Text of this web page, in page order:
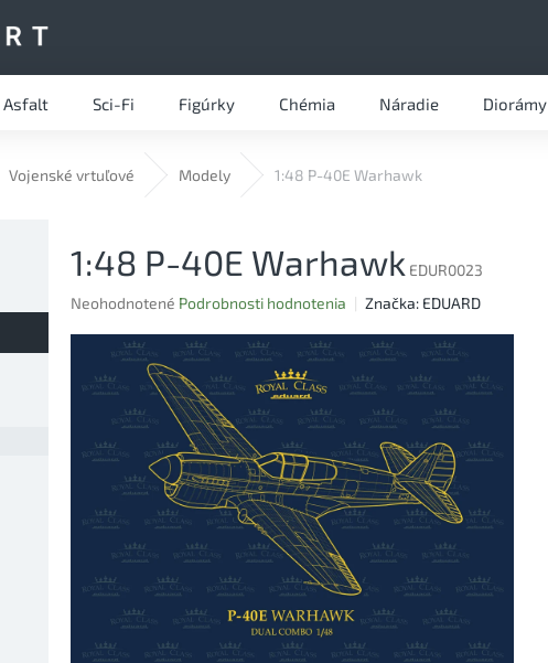
Asfalt Sci-Fi Figúrky Chémia Náradie Diorámy
Vojenské vrtuľové Modely 1:48 P-40E Warhawk
1:48 P-40E Warhawk EDUR0023
Priemerné
produktu
hviezdičiek.
Neohodnotené Podrobnosti hodnotenia Značka: EDUARD